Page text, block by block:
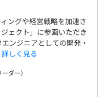
ングや経営戦略を加速さ
ェクト」に参画いただき
ンジニアとしての開発・
詳しく見る
ダー）